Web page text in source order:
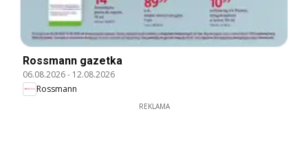
Rossmann gazetka
06.08.2026- 12.08.2026
Rossmann
REKLAMA